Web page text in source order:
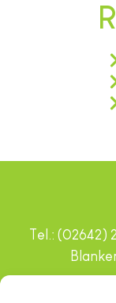
Copyright
Tel.: (02642)